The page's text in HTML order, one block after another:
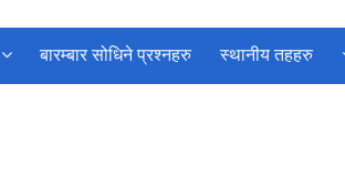
बारम्बार सोधिने प्रश्नहरु स्थानीय तहहरु